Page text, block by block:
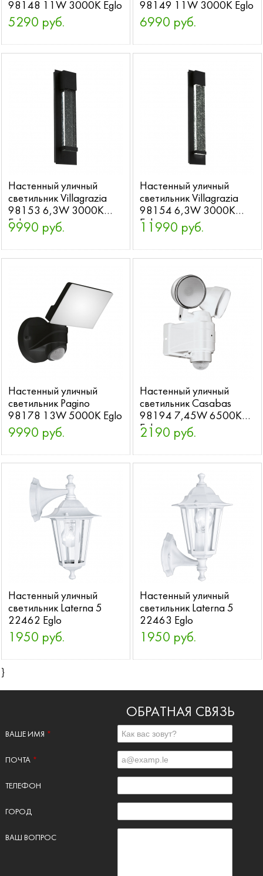
98148 11W 3000K Eglo
5290 руб.
98149 11W 3000K Eglo
6990 руб.
Настенный уличный
светильник Villagrazia
98153 6,3W 3000K
Eglo
9990 руб.
Настенный уличный
светильник Villagrazia
98154 6,3W 3000K
Eglo
11990 руб.
Настенный уличный
светильник Pagino
98178 13W 5000K Eglo
9990 руб.
Настенный уличный
светильник Casabas
98194 7,45W 6500K
Eglo
2190 руб.
Настенный уличный
светильник Laterna 5
22462 Eglo
1950 руб.
Настенный уличный
светильник Laterna 5
22463 Eglo
1950 руб.
}
ОБРАТНАЯ СВЯЗЬ
ВАШЕ ИМЯ *
ПОЧТА *
ТЕЛЕФОН
ГОРОД
ВАШ ВОПРОС